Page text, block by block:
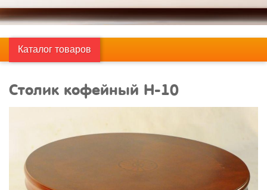
Каталог товаров
Столик кофейный Н-10